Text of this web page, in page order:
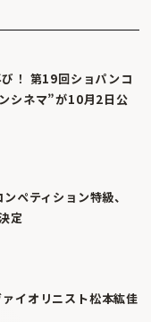
！ 第19回ショパンコ
シネマ”が10月2日公
ペティション特級、
定
イオリニスト松本紘佳